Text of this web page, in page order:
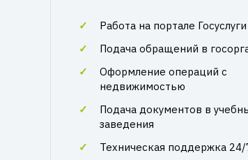
Работа на портале Госуслуги
Подача обращений в
Оформление операций с
недвижимостью
Подача документов в
заведения
Техническая поддержка 24/